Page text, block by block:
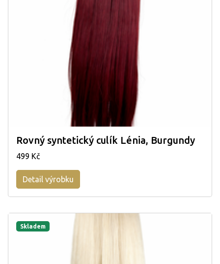
Rovný syntetický culík Lénia, Burgundy
499 Kč
Detail výrobku
Skladem